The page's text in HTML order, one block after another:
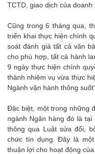
TCTD, giao dịch của
Cũng trong 6 tháng qua,
triển khai thực hiện chính
soát đánh giá tất cả văn
cho phù hợp, tất cả hành
9 ngày thực hiện chính
thành nhiệm vụ vừa thực
Ngành vận hành thông
Đặc biệt, một trong những
ngành Ngân hàng đó là
thông qua Luật sửa đổi,
chức tín dụng. Đây là
thuận lợi cho hoạt động của